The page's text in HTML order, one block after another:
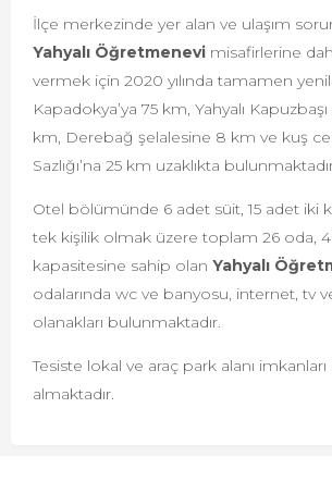
İlçe merkezinde yer alan ve ulaşım
Yahyalı Öğretmenevi misafirlerine
vermek için 2020 yılında tamamen
Kapadokya’ya 75 km, Yahyalı
km, Derebağ şelalesine 8 km ve kuş
Sazlığı’na 25 km uzaklıkta
Otel bölümünde 6 adet süit, 15 adet iki
tek kişilik olmak üzere toplam 26 oda,
kapasitesine sahip olan Yahyalı
odalarında wc ve banyosu, internet, tv
olanakları bulunmaktadır.
Tesiste lokal ve araç park alanı
almaktadır.